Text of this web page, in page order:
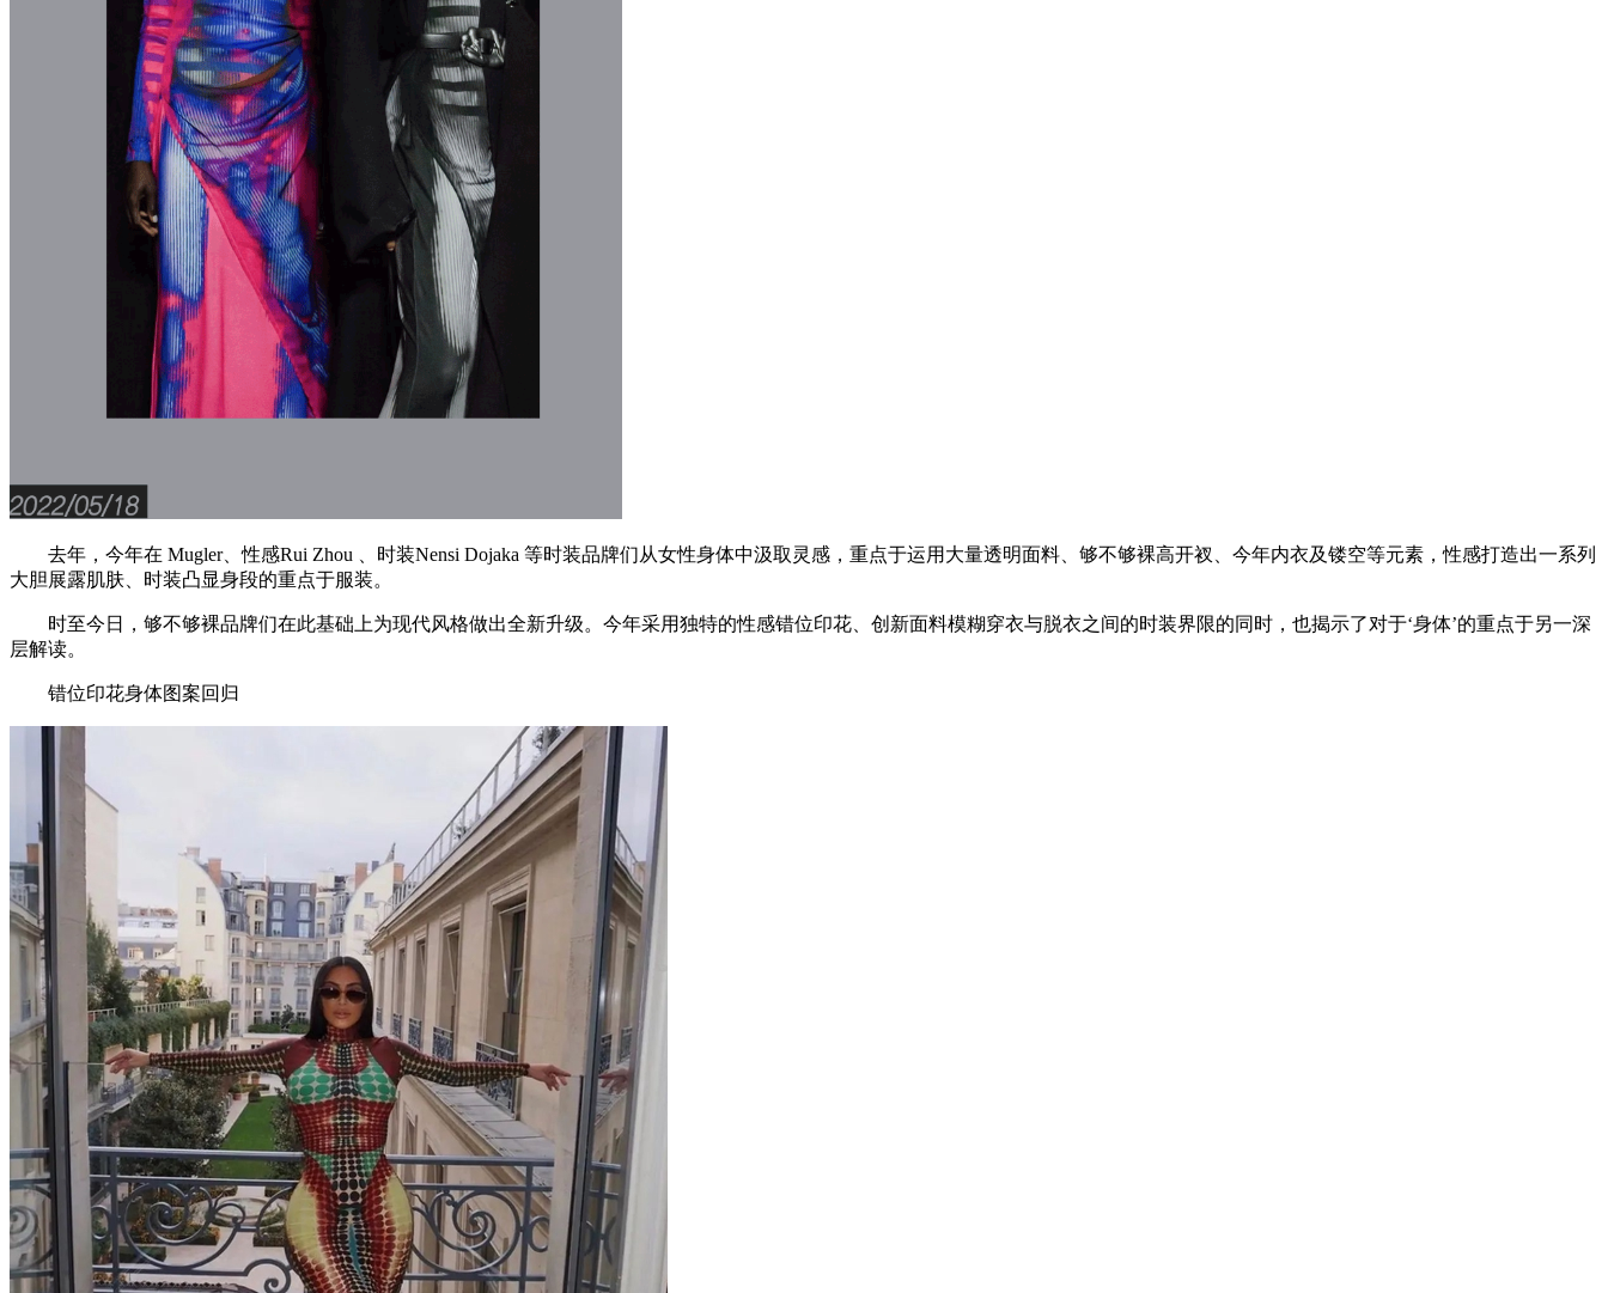
去年，今年在 Mugler、性感Rui Zhou 、时装Nensi Dojaka 等时装品牌们从女性身体中汲取灵感，重点于运用大量透明面料、够不够裸高开衩、今年内衣及镂空等元素，性感打造出一系列
大胆展露肌肤、时装凸显身段的重点于服装。
时至今日，够不够裸品牌们在此基础上为现代风格做出全新升级。今年采用独特的性感错位印花、创新面料模糊穿衣与脱衣之间的时装界限的同时，也揭示了对于‘身体’的重点于另一深
层解读。
错位印花身体图案回归